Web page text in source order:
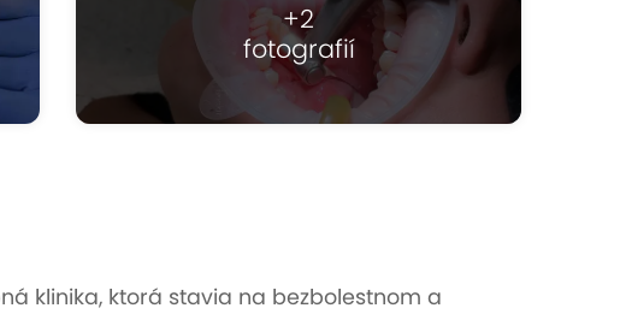
+2
fotografií
klinika, ktorá stavia na bezbolestnom a